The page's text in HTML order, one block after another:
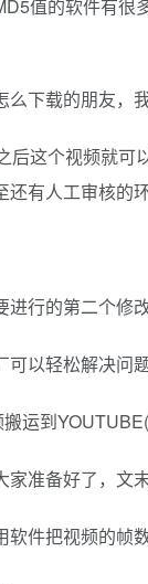
值的软件有很
么下载的朋友，
后这个视频就可
还有人工审核的
进行的第二个修
以轻松解决问题
准备好了，文末
软件把视频的帧